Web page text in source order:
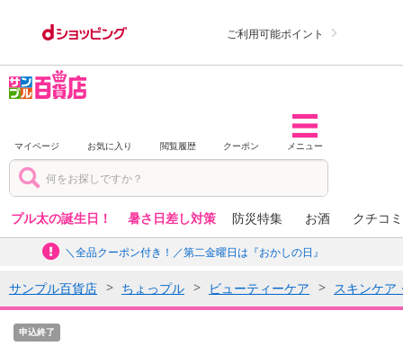
ご利用可能ポイント
マイページ お気に入り 閲覧履歴 クーポン メニュー
プル太の誕生日！ 暑さ日差し対策 防災特集 お酒 クチコ
＼全品クーポン付き！／第二金曜日は『おかしの日』
サンプル百貨店 ちょっプル ビューティーケア スキンケア
申込終了